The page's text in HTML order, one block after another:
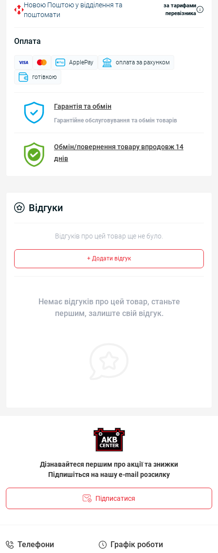
Новою Поштою у відділення та
поштомати
за тарифами
перевізника
Оплата
ApplePay оплата за рахунком
готівкою
Гарантія та обмін
Гарантійне обслуговування та обмін товарів
Обмін/повернення товару впродовж 14
днів
Відгуки
Відгуків про цей товар ще не було.
+ Додати відгук
Немає відгуків про цей товар, станьте
першим, залиште свій відгук.
Дізнавайтеся першим про акції та знижки
Підпишіться на нашу e-mail розсилку
Підписатися
Телефони Графік роботи